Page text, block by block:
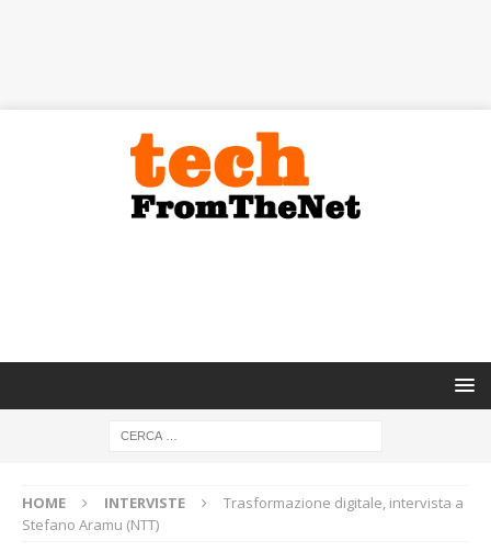
HOME INTERVISTE
Trasformazione digitale, intervista a
Stefano Aramu (NTT)